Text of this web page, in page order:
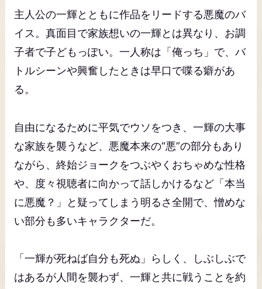
主人公の一輝とともに作品をリードする悪魔のバ
イス。真面目で家族想いの一輝とは異なり、お調
子者で子どもっぽい。一人称は「俺っち」で、バ
トルシーンや興奮したときは早口で喋る癖があ
る。
自由になるために平気でウソをつき、一輝の大事
な家族を襲うなど、悪魔本来の“悪”の部分もあり
ながら、終始ジョークをつぶやくおちゃめな性格
や、度々視聴者に向かって話しかけるなど「本当
に悪魔？」と疑ってしまう明るさ全開で、憎めな
い部分も多いキャラクターだ。
「一輝が死ねば自分も死ぬ」らしく、しぶしぶで
はあるが人間を襲わず、一輝と共に戦うことを約